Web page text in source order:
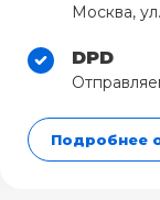
Москва,
DPD
Подробнее